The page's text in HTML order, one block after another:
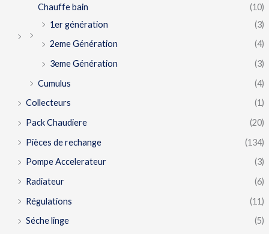
Chauffe bain
(10)
1er génération
(3)
2eme Génération
(4)
3eme Génération
(3)
Cumulus
(4)
Collecteurs
(1)
Pack Chaudiere
(20)
Pièces de rechange
(134)
Pompe Accelerateur
(3)
Radiateur
(6)
Régulations
(11)
Séche linge
(5)